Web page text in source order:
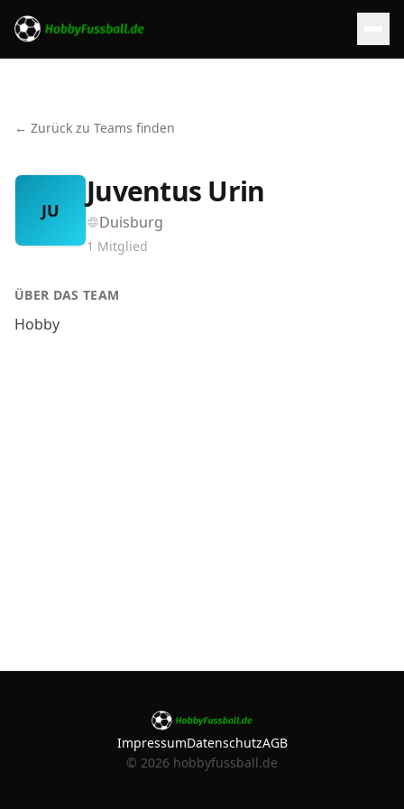
← Zurück zu Teams finden
JU
Juventus Urin
Duisburg
1 Mitglied
ÜBER DAS TEAM
Hobby
ImpressumDatenschutzAGB
© 2026 hobbyfussball.de